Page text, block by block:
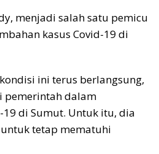
menjadi salah satu pemicu
kasus Covid-19 di
ini terus berlangsung,
pemerintah dalam
di Sumut. Untuk itu, dia
tetap mematuhi